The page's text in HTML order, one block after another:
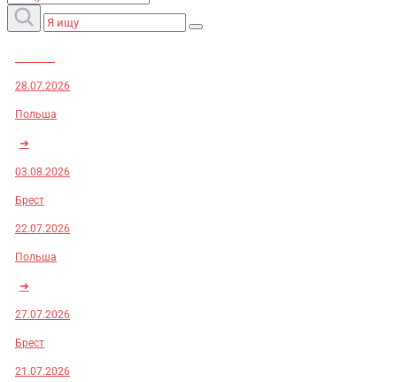
28.07.2026
Польша
➜
03.08.2026
Брест
22.07.2026
Польша
➜
27.07.2026
Брест
21.07.2026